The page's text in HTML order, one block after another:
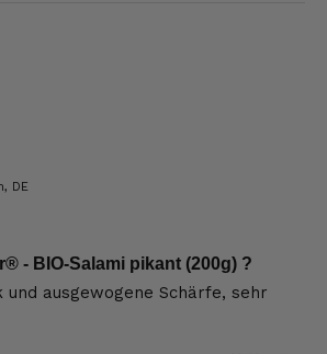
DE
- BIO-Salami pikant (200g) ?
und ausgewogene Schärfe, sehr